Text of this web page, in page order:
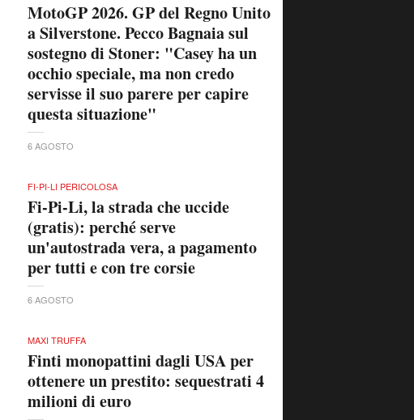
MotoGP 2026. GP del Regno Unito
a Silverstone. Pecco Bagnaia sul
sostegno di Stoner: "Casey ha un
occhio speciale, ma non credo
servisse il suo parere per capire
questa situazione"
6 AGOSTO
FI-PI-LI PERICOLOSA
Fi-Pi-Li, la strada che uccide
(gratis): perché serve
un'autostrada vera, a pagamento
per tutti e con tre corsie
6 AGOSTO
MAXI TRUFFA
Finti monopattini dagli USA per
ottenere un prestito: sequestrati 4
milioni di euro